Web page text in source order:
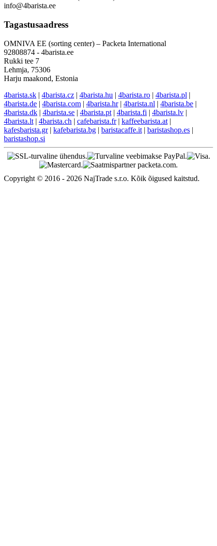
info@4barista.ee
Tagastusaadress
OMNIVA EE (sorting center) – Packeta International
92808874 - 4barista.ee
Rukki tee 7
Lehmja, 75306
Harju maakond, Estonia
4barista.sk | 4barista.cz | 4barista.hu | 4barista.ro | 4barista.pl |
4barista.de | 4barista.com | 4barista.hr| 4barista.nl | 4barista.be |
4barista.dk | 4barista.se | 4barista.pt | 4barista.fi | 4barista.lv |
4barista.lt | 4barista.ch | cafebarista.fr| kaffeebarista.at |
kafesbarista.gr| kafebarista.bg | baristacaffe.it | baristashop.es |
baristashop.si
Copyright © 2016 - 2026 NajTrade s.r.o. Kõik õigused kaitstud.